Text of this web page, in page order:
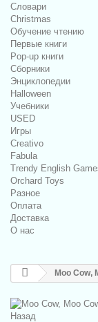
Словари
Christmas
Обучение чтению
Первые книги
Pop-up книги
Сборники
Энциклопедии
Halloween
Учебники
USED
Игры
Creativo
Fabula
Trendy English
Orchard Toys
Разное
Оплата
Доставка
О нас
Moo Cow,
Назад